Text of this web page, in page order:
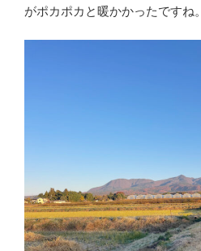
がポカポカと暖かかったですね。